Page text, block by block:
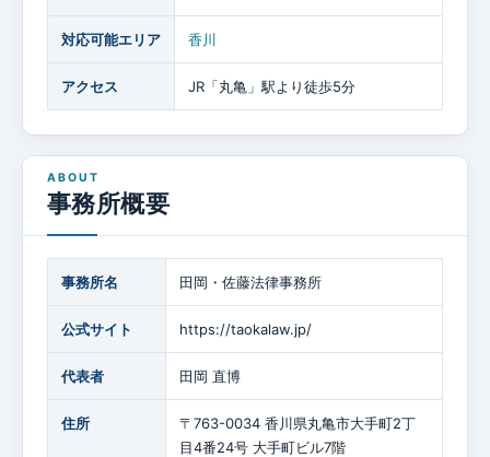
対応可能エリア 香川
アクセス JR「丸亀」駅より徒歩5分
事務所概要
事務所名 田岡・佐藤法律事務所
公式サイト https://taokalaw.jp/
代表者 田岡 直博
住所
〒763-0034 香川県丸亀市大手町2丁
目4番24号 大手町ビル7階